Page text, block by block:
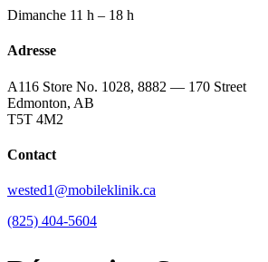
Dimanche 11 h – 18 h
Adresse
A116 Store No. 1028, 8882 — 170 Street
Edmonton, AB
T5T 4M2
Contact
wested1@mobileklinik.ca
(825) 404-5604